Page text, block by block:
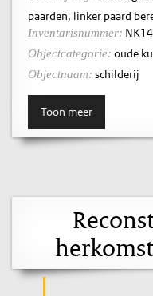
paarden, linker paard
Inventarisnummer:
Objectcategorie: oude
Objectnaam: schilderij
Toon meer